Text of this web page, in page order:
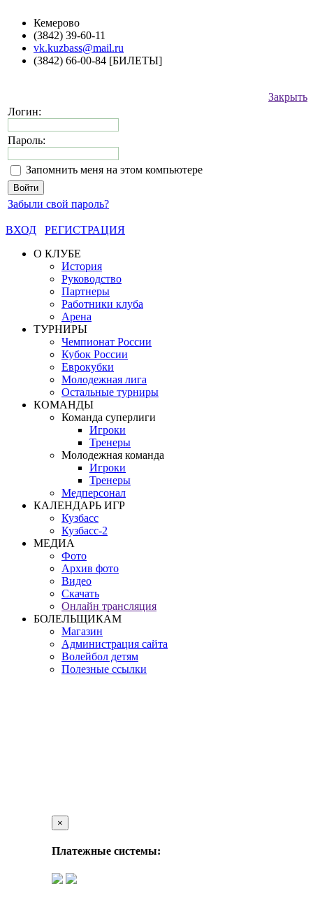
Кемерово
(3842) 39-60-11
vk.kuzbass@mail.ru
(3842) 66-00-84 [БИЛЕТЫ]
Закрыть
Логин:
Пароль:
Запомнить меня на этом компьютере
Забыли свой пароль?
ВХОД
РЕГИСТРАЦИЯ
О КЛУБЕ
История
Руководство
Партнеры
Работники клуба
Арена
ТУРНИРЫ
Чемпионат России
Кубок России
Еврокубки
Молодежная лига
Остальные турниры
КОМАНДЫ
Команда суперлиги
Игроки
Тренеры
Молодежная команда
Игроки
Тренеры
Медперсонал
КАЛЕНДАРЬ ИГР
Кузбасс
Кузбасс-2
МЕДИА
Фото
Архив фото
Видео
Скачать
Онлайн трансляция
БОЛЕЛЬЩИКАМ
Магазин
Администрация сайта
Волейбол детям
Полезные ссылки
×
Платежные системы: